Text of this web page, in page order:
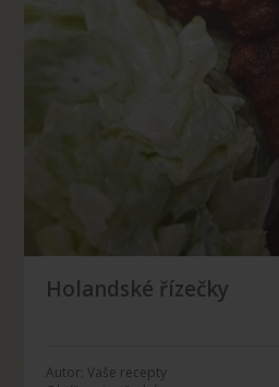
Holandské řízečky
Autor: Vaše recepty